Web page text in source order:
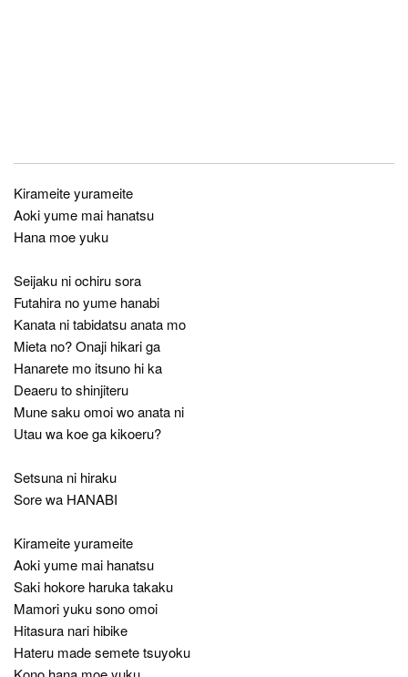
Kirameite yurameite
Aoki yume mai hanatsu
Hana moe yuku
Seijaku ni ochiru sora
Futahira no yume hanabi
Kanata ni tabidatsu anata mo
Mieta no? Onaji hikari ga
Hanarete mo itsuno hi ka
Deaeru to shinjiteru
Mune saku omoi wo anata ni
Utau wa koe ga kikoeru?
Setsuna ni hiraku
Sore wa HANABI
Kirameite yurameite
Aoki yume mai hanatsu
Saki hokore haruka takaku
Mamori yuku sono omoi
Hitasura nari hibike
Hateru made semete tsuyoku